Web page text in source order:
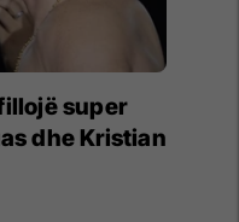
super
dhe Kristian